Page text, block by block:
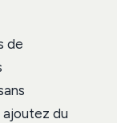
de
du